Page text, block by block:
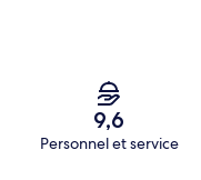
9,6
Personnel et service